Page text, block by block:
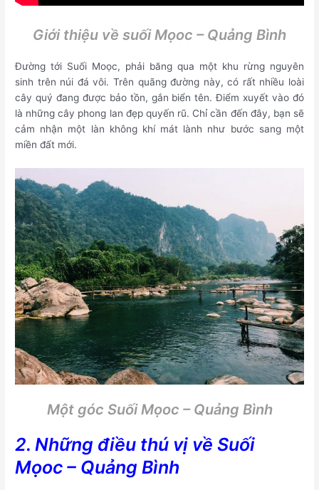
Giới thiệu về suối Mọoc – Quảng Bình
Đường tới Suối Moọc, phải băng qua một khu rừng nguyên
sinh trên núi đá vôi. Trên quãng đường này, có rất nhiều loài
cây quý đang được bảo tồn, gắn biển tên. Điểm xuyết vào đó
là những cây phong lan đẹp quyến rũ. Chỉ cần đến đây, bạn sẽ
cảm nhận một làn không khí mát lành như bước sang một
miền đất mới.
Một góc Suối Mọoc – Quảng Bình
2. Những điều thú vị về Suối
Mọoc – Quảng Bình